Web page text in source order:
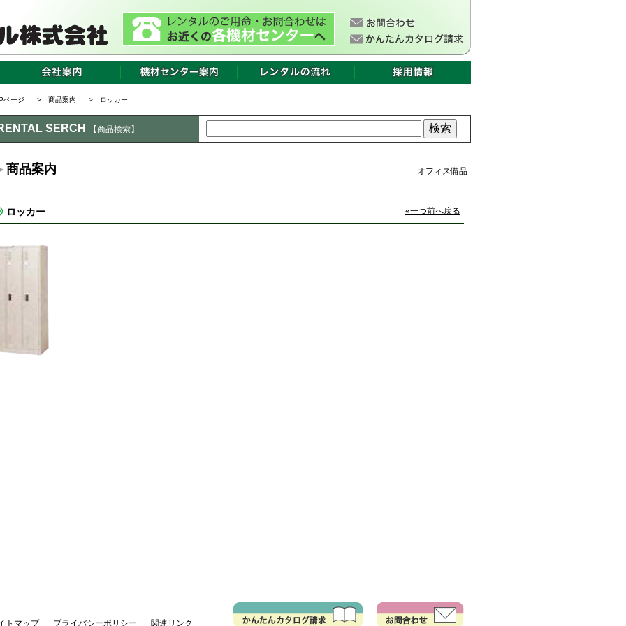
ページ > 商品案内 > ロッカー
SERCH 【商品検索】
商品案内 オフィス備品
ロッカー «一つ前へ戻る
トマップ プライバシーポリシー 関連リンク